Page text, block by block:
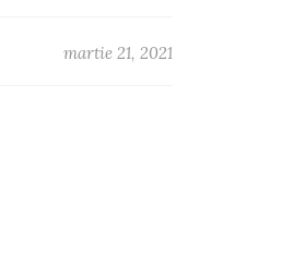
martie 21, 2021